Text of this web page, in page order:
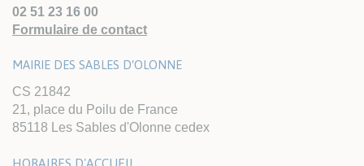
02 51 23 16 00
Formulaire de contact
MAIRIE DES SABLES D'OLONNE
CS 21842
21, place du Poilu de France
85118 Les Sables d'Olonne cedex